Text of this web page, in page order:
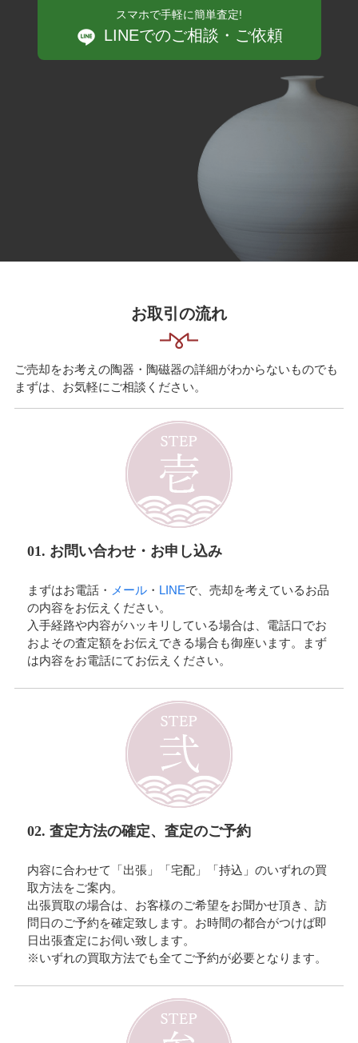
スマホで手軽に簡単査定!
LINEでのご相談・ご依頼
お取引の流れ
ご売却をお考えの陶器・陶磁器の詳細がわからないものでも
まずは、お気軽にご相談ください。
01. お問い合わせ・お申し込み
まずはお電話・ メール・ LINEで、売却を考えているお品
の内容をお伝えください。
入手経路や内容がハッキリしている場合は、電話口でお
およその査定額をお伝えできる場合も御座います。まず
は内容をお電話にてお伝えください。
02. 査定方法の確定、査定のご予約
内容に合わせて「出張」「宅配」「持込」のいずれの買
取方法をご案内。
出張買取の場合は、お客様のご希望をお聞かせ頂き、訪
問日のご予約を確定致します。お時間の都合がつけば即
日出張査定にお伺い致します。
※いずれの買取方法でも全てご予約が必要となります。